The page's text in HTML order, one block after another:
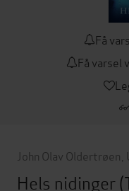
Få
Få varsel
John Olav Oldertrøen
Hels nidinger